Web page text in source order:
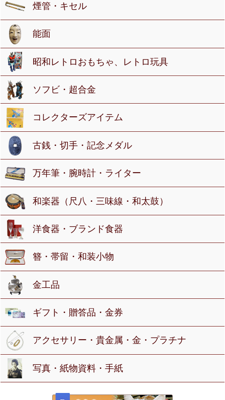
煙管・キセル
能面
昭和レトロおもちゃ、レトロ玩具
ソフビ・超合金
コレクターズアイテム
古銭・切手・記念メダル
万年筆・腕時計・ライター
和楽器（尺八・三味線・和太鼓）
洋食器・ブランド食器
簪・帯留・和装小物
金工品
ギフト・贈答品・金券
アクセサリー・貴金属・金・プラチナ
写真・紙物資料・手紙